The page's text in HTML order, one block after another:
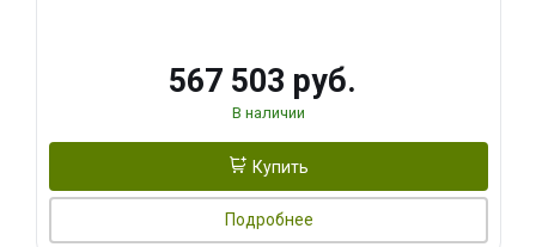
567 503 руб.
В наличии
Купить
Подробнее